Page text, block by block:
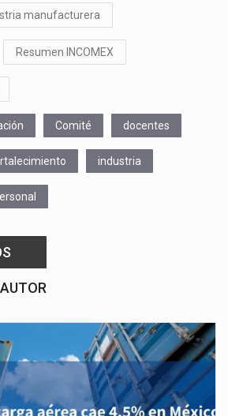
manufacturera
Resumen INCOMEX
Comité docentes
industria